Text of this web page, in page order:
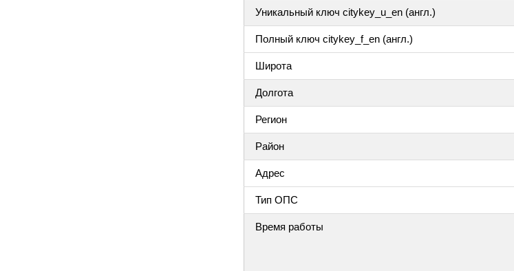
Уникальный ключ citykey_u_en (англ.)
Полный ключ citykey_f_en (англ.)
Широта
Долгота
Регион
Район
Адрес
Тип ОПС
Время работы